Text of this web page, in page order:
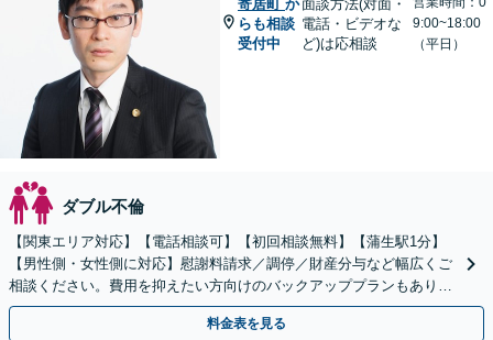
寄居町 か
らも相談
受付中
面談方法(対面・
電話・ビデオな
ど)は応相談
9:00~18:00
（平日）
ダブル不倫
【関東エリア対応】【電話相談可】【初回相談無料】【蒲生駅1分】
【男性側・女性側に対応】慰謝料請求／調停／財産分与など幅広くご
相談ください。費用を抑えたい方向けのバックアッププランもあり
【豊富な解決実績】【休日・夜間面談可能】
料金表を見る